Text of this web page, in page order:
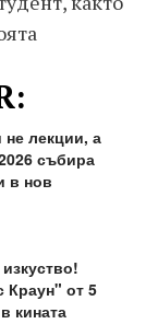
не лекции, а
събира
в нов
Краун" от 5
кината